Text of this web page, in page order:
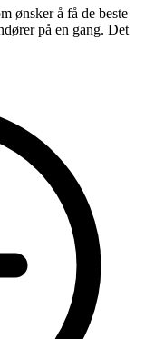
ønsker å få de beste
på en gang. Det